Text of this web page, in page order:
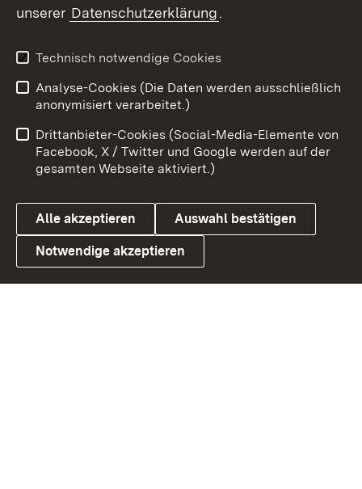
X / Twitter
Youtube
Link zum Landesportal
Benutzungshinweise
Barrierefreiheit
Datenschutz
Cookies
unserer Datenschutzerklärung.
Technisch notwendige Cookies
Analyse-Cookies (Die Daten werden ausschließlich
anonymisiert verarbeitet.)
Drittanbieter-Cookies (Social-Media-Elemente von
Facebook, X / Twitter und Google werden auf der
gesamten Webseite aktiviert.)
Alle akzeptieren Auswahl bestätigen
Notwendige akzeptieren